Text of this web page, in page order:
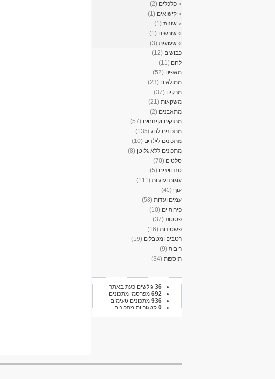
» פלפלים (2)
» קישואים (1)
» שונות (1)
» שורשים (1)
» שעועית (3)
כבושים (12)
לחם (11)
מאפים (52)
ממולאים (23)
מרקים (37)
משקאות (21)
מתאבנים (2)
מתוקים וקינוחים (57)
מתכונים לחג (135)
מתכונים לילדים (10)
מתכונים ללא גלוטן (8)
סלטים (70)
סנדוויצים (5)
עוגות ועוגיות (111)
עוף (43)
עמים ועדות (58)
פירות ים (10)
פסטות (37)
פשטידות (16)
רטבים ומטבלים (19)
ריבות (9)
תוספות (34)
36 גולשים כעת באתר
692 מפרסמי מתכונים
936 מתכונים טעימים
0 קטגוריות מתכונים